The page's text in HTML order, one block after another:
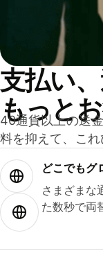
支払い
もっと
40通貨以上の送
料を抑えて、これ
どこでもグ⁠
さまざまな
た数秒で両